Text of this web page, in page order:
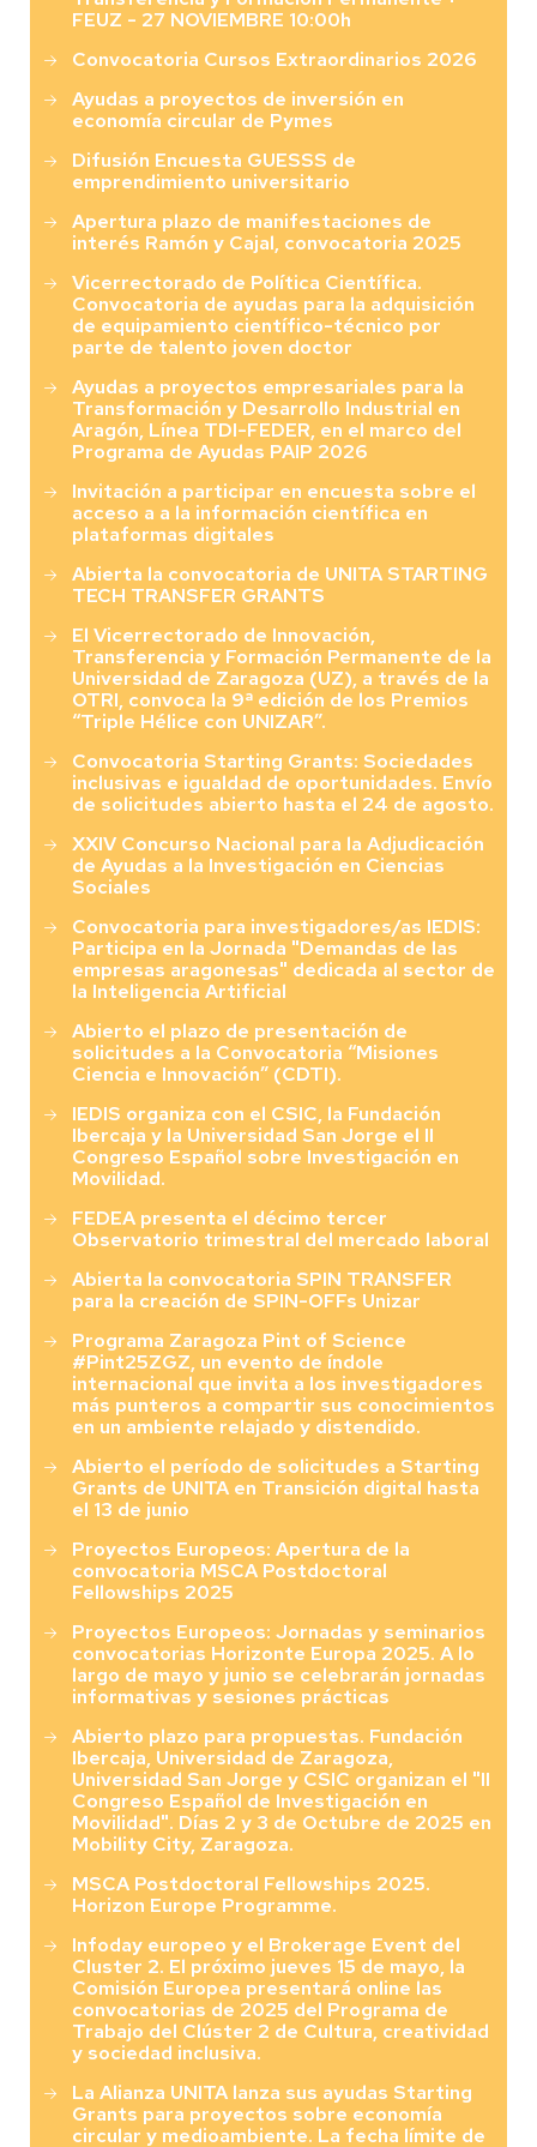
FEUZ - 27 NOVIEMBRE 10:00h
Convocatoria Cursos Extraordinarios 2026
Ayudas a proyectos de inversión en
economía circular de Pymes
Difusión Encuesta GUESSS de
emprendimiento universitario
Apertura plazo de manifestaciones de
interés Ramón y Cajal, convocatoria 2025
Vicerrectorado de Política Científica.
Convocatoria de ayudas para la adquisición
de equipamiento científico-técnico por
parte de talento joven doctor
Ayudas a proyectos empresariales para la
Transformación y Desarrollo Industrial en
Aragón, Línea TDI-FEDER, en el marco del
Programa de Ayudas PAIP 2026
Invitación a participar en encuesta sobre el
acceso a a la información científica en
plataformas digitales
Abierta la convocatoria de UNITA STARTING
TECH TRANSFER GRANTS
El Vicerrectorado de Innovación,
Transferencia y Formación Permanente de la
Universidad de Zaragoza (UZ), a través de la
OTRI, convoca la 9ª edición de los Premios
“Triple Hélice con UNIZAR”.
Convocatoria Starting Grants: Sociedades
inclusivas e igualdad de oportunidades. Envío
de solicitudes abierto hasta el 24 de agosto.
XXIV Concurso Nacional para la Adjudicación
de Ayudas a la Investigación en Ciencias
Sociales
Convocatoria para investigadores/as IEDIS:
Participa en la Jornada "Demandas de las
empresas aragonesas" dedicada al sector de
la Inteligencia Artificial
Abierto el plazo de presentación de
solicitudes a la Convocatoria “Misiones
Ciencia e Innovación” (CDTI).
IEDIS organiza con el CSIC, la Fundación
Ibercaja y la Universidad San Jorge el II
Congreso Español sobre Investigación en
Movilidad.
FEDEA presenta el décimo tercer
Observatorio trimestral del mercado laboral
Abierta la convocatoria SPIN TRANSFER
para la creación de SPIN-OFFs Unizar
Programa Zaragoza Pint of Science
#Pint25ZGZ, un evento de índole
internacional que invita a los investigadores
más punteros a compartir sus conocimientos
en un ambiente relajado y distendido.
Abierto el período de solicitudes a Starting
Grants de UNITA en Transición digital hasta
el 13 de junio
Proyectos Europeos: Apertura de la
convocatoria MSCA Postdoctoral
Fellowships 2025
Proyectos Europeos: Jornadas y seminarios
convocatorias Horizonte Europa 2025. A lo
largo de mayo y junio se celebrarán jornadas
informativas y sesiones prácticas
Abierto plazo para propuestas. Fundación
Ibercaja, Universidad de Zaragoza,
Universidad San Jorge y CSIC organizan el "II
Congreso Español de Investigación en
Movilidad". Días 2 y 3 de Octubre de 2025 en
Mobility City, Zaragoza.
MSCA Postdoctoral Fellowships 2025.
Horizon Europe Programme.
Infoday europeo y el Brokerage Event del
Cluster 2. El próximo jueves 15 de mayo, la
Comisión Europea presentará online las
convocatorias de 2025 del Programa de
Trabajo del Clúster 2 de Cultura, creatividad
y sociedad inclusiva.
La Alianza UNITA lanza sus ayudas Starting
Grants para proyectos sobre economía
circular y medioambiente. La fecha límite de